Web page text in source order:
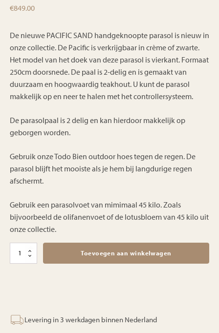
Oorspronkelijke
was:
€999.00.
€849.00Huidige
is:
€849.00.
De nieuwe PACIFIC SAND handgeknoopte parasol is nieuw in
onze collectie. De Pacific is verkrijgbaar in crème of zwarte.
Het model van het doek van deze parasol is vierkant. Formaat
250cm doorsnede. De paal is 2-delig en is gemaakt van
duurzaam en hoogwaardig teakhout. U kunt de parasol
makkelijk op en neer te halen met het controllersysteem.
De parasolpaal is 2 delig en kan hierdoor makkelijk op
geborgen worden.
Gebruik onze Todo Bien outdoor hoes tegen de regen. De
parasol blijft het mooiste als je hem bij langdurige regen
afschermt.
Gebruik een parasolvoet van mimimaal 45 kilo. Zoals
bijvoorbeeld de olifanenvoet of de lotusbloem van 45 kilo uit
onze collectie.
Handgeknoopte
aantal
Toevoegen aan winkelwagen
Levering in 3 werkdagen binnen Nederland